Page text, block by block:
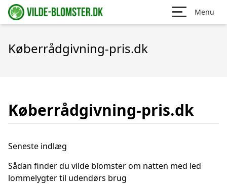
Menu
Køberrådgivning-pris.dk
Køberrådgivning-pris.dk
Seneste indlæg
Sådan finder du vilde blomster om natten med led
lommelygter til udendørs brug